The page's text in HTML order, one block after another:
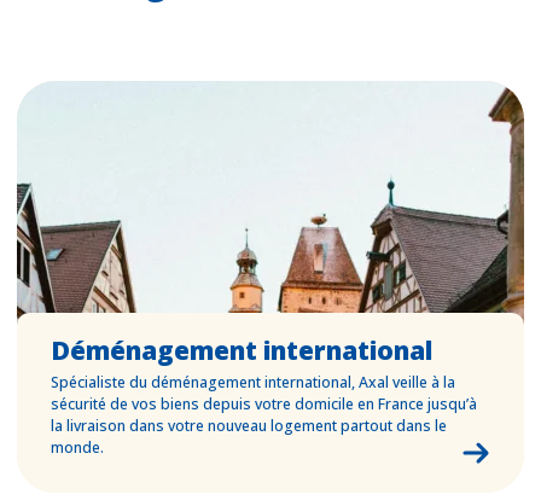
Déménagement international
Spécialiste du déménagement international, Axal veille à la
sécurité de vos biens depuis votre domicile en France jusqu’à
la livraison dans votre nouveau logement partout dans le
monde.